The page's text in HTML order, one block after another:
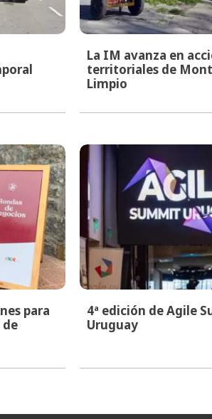
La IM avanza en
territoriales de
Limpio
para
4ª edición de Agile
Uruguay